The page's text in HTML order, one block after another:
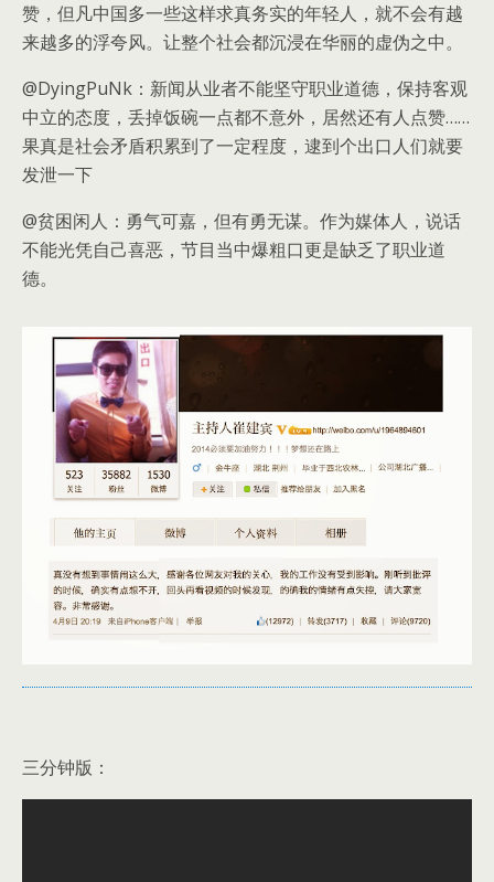
赞，但凡中国多一些这样求真务实的年轻人，就不会有越
来越多的浮夸风。让整个社会都沉浸在华丽的虚伪之中。
@DyingPuNk：新闻从业者不能坚守职业道德，保持客观
中立的态度，丢掉饭碗一点都不意外，居然还有人点赞……
果真是社会矛盾积累到了一定程度，逮到个出口人们就要
发泄一下
@贫困闲人：勇气可嘉，但有勇无谋。作为媒体人，说话
不能光凭自己喜恶，节目当中爆粗口更是缺乏了职业道
德。
三分钟版：